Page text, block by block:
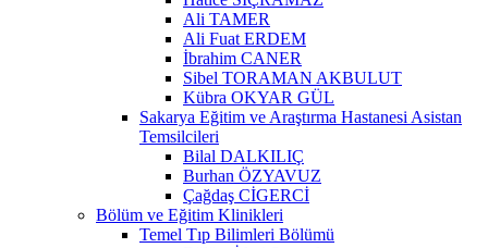
Ali TAMER
Ali Fuat ERDEM
İbrahim CANER
Sibel TORAMAN AKBULUT
Kübra OKYAR GÜL
Sakarya Eğitim ve Araştırma Hastanesi Asistan
Temsilcileri
Bilal DALKILIÇ
Burhan ÖZYAVUZ
Çağdaş CİGERCİ
Bölüm ve Eğitim Klinikleri
Temel Tıp Bilimleri Bölümü